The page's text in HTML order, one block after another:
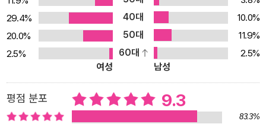
는 자연과 함께하는 삶을 살기로 결심한 이들을 만나러 알래스카의
섬에서 파타고니아 평원까지, 핀란드의 숲에서 이란의 고원까지 카메
라를 들고 여행한다. 그 여정에서 만난 이들이 바로 핀란드 북극권에
서 썰매 개들과 함께 눈밭을 달리는 티냐, 이란 캅카스산맥에서 말을
타고 페르시아 전통 궁술을 전수하는 알리, 영국 북쪽의 애런섬으로
들어가 보헤미안처럼 트레일러하우스 생활을 하는 바니, 몽골 북쪽의
다르하드 골짜기에서 순록을 키우는 자야, 이탈리아 아펜니노산맥의
29.4%
40대
10.0%
20.0%
50대
11.9%
2.5%
60대
2.5%
여성
남성
평점 분포 9.3
83.3%